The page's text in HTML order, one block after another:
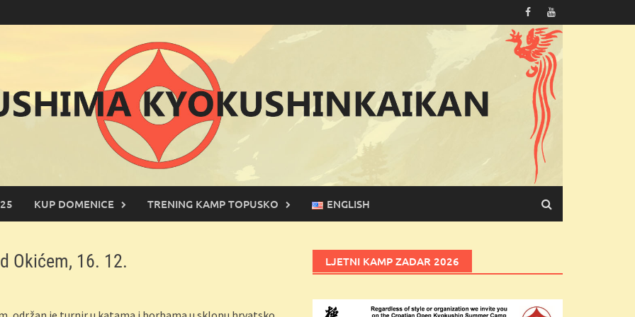
KUP DOMENICE TRENING KAMP TOPUSKO ENGLISH
Okićem, 16. 12. LJETNI KAMP ZADAR 2026